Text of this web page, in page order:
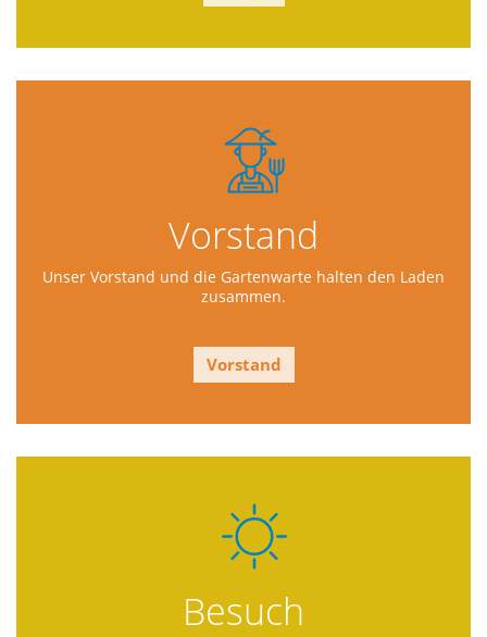
Vorstand
Unser Vorstand und die Gartenwarte halten den Laden
zusammen.
Vorstand
Besuch